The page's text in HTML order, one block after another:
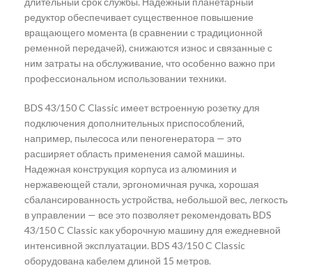
редуктор обеспечивает существенное повышение
вращающего момента (в сравнении с традиционной
ременной передачей), снижаются износ и связанные с
ним затраты на обслуживание, что особенно важно при
профессиональном использовании техники.
BDS 43/150 C Classic имеет встроенную розетку для
подключения дополнительных приспособлений,
например, пылесоса или пеногенератора — это
расширяет область применения самой машины.
Надежная конструкция корпуса из алюминия и
нержавеющей стали, эргономичная ручка, хорошая
сбалансированность устройства, небольшой вес, легкость
в управлении — все это позволяет рекомендовать BDS
43/150 C Classic как уборочную машину для ежедневной
интенсивной эксплуатации. BDS 43/150 C Classic
оборудована кабелем длиной 15 метров.